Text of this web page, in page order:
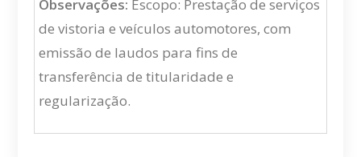
Observações: Escopo: Prestação de serviços
de vistoria e veículos automotores, com
emissão de laudos para fins de
transferência de titularidade e
regularização.